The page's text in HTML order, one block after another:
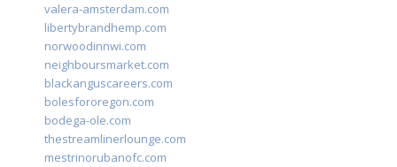
valera-amsterdam.com
libertybrandhemp.com
norwoodinnwi.com
neighboursmarket.com
blackanguscareers.com
bolesfororegon.com
bodega-ole.com
thestreamlinerlounge.com
mestrinorubanofc.com